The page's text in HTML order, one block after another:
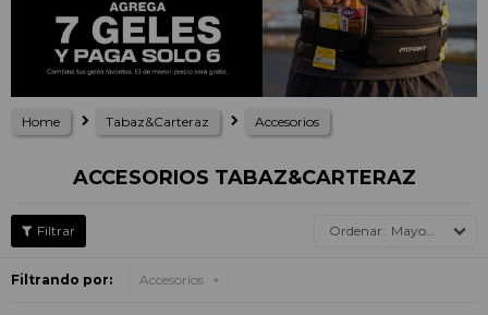
Home Tabaz&Carteraz Accesorios
ACCESORIOS TABAZ&CARTERAZ
Mayor precio
Filtrando por: Accesorios